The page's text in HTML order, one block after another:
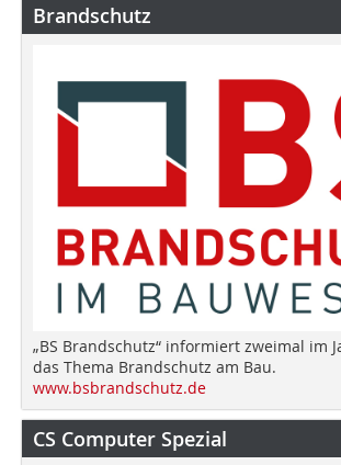
Brandschutz
„BS Brandschutz“ informiert zweimal im
das Thema Brandschutz am Bau.
www.bsbrandschutz.de
CS Computer Spezial